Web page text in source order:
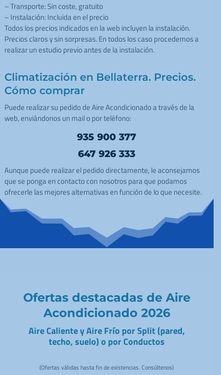
– Transporte: Sin coste, gratuito
– Instalación: Incluida en el precio
Todos los precios indicados en la web incluyen la instalación.
Precios claros y sin sorpresas. En todos los caso procedemos a
realizar un estudio previo antes de la instalación.
Climatización en Bellaterra. Precios.
Cómo comprar
Puede realizar su pedido de Aire Acondicionado a través de la
web, enviándonos un mail o por teléfono:
935 900 377
647 926 333
Aunque puede realizar el pedido directamente, le aconsejamos
que se ponga en contacto con nosotros para que podamos
ofrecerle las mejores alternativas en función de lo que necesite.
Ofertas destacadas de Aire
Acondicionado 2026
Aire Caliente y Aire Frío por Split (pared,
techo, suelo) o por Conductos
(Ofertas válidas hasta fin de existencias. Consúltenos)